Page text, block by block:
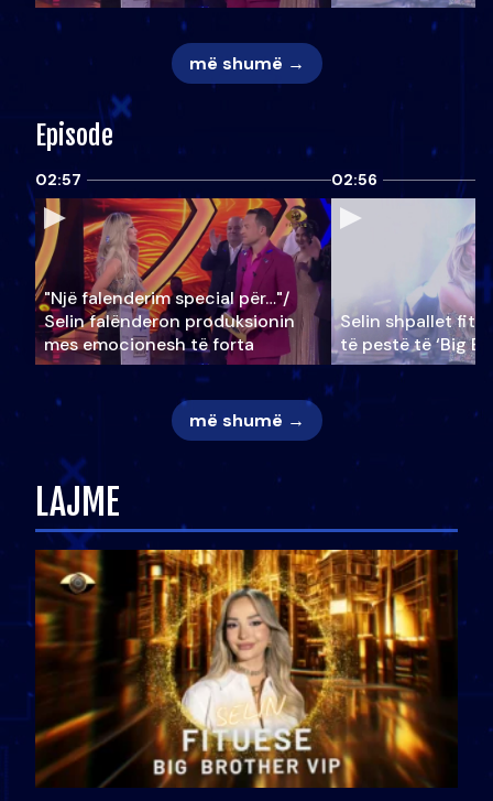
më shumë →
Episode
02:57
"Një falenderim special për…"/
Selin falënderon produksionin
mes emocionesh të forta
02:56
Selin shpallet
të pestë të ‘Big
më shumë →
LAJME